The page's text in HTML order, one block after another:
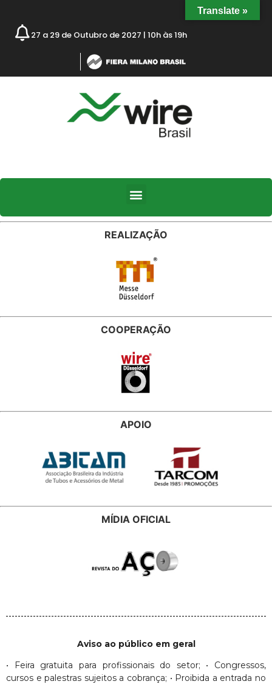
27 a 29 de Outubro de 2027 | 10h às 19h
REALIZAÇÃO
COOPERAÇÃO
APOIO
MÍDIA OFICIAL
Aviso ao público em geral
• Feira gratuita para profissionais do setor; • Congressos,
cursos e palestras sujeitos a cobrança; • Proibida a entrada no
Translate »